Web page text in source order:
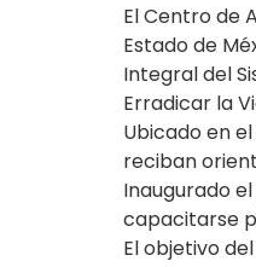
El Centro de
Estado de
Integral del
Erradicar la
Ubicado en
reciban
Inaugurado
capacitarse
El objetivo